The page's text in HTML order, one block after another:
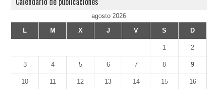
agosto 2026
L
M X J V S D
1 2
3 4 5 6 7 8 9
10 11 12 13 14 15 16